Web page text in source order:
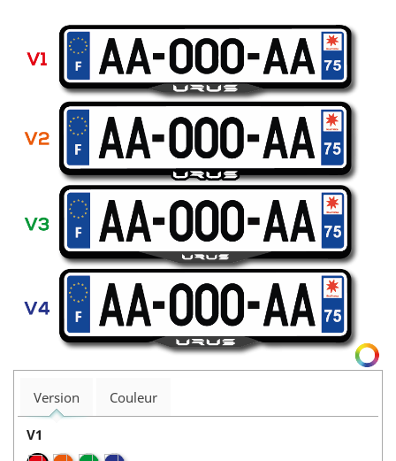
Version Couleur
V1